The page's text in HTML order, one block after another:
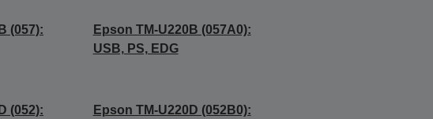
(057):
Epson TM-U220B (057A0):
USB, PS, EDG
(052):
Epson TM-U220D (052B0):